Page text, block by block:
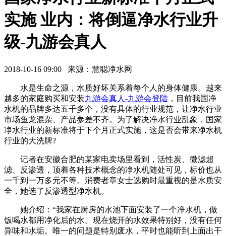
实施 业内：将倒逼净水行业升
级-九游会真人
2018-10-16 09:00 来源：慧聪净水网
水是生命之源，水质好坏关系着每个人的身体健康。越来
越多的家庭购买和安装九游会真人-九游会登陆 ，目前我国净
水机的品牌多达五千多个，没有具体的行业规范，让净水行业
市场鱼龙混杂、产品参差不齐。为了解决净水行业乱象，国家
净水行业的新标准将于下个月正式实施，这是否会带来净水机
行业的大洗牌?
记者在安徽合肥的某家电卖场里看到，活性炭、微滤超
滤、反渗透，顶着各种技术概念的净水机随处可见，标价也从
一千到一万多元不等。消费者章女士选购时最重视的是水质安
全，她选了反渗透型净水机。
她介绍：“我家在厨房的水池下面安装了一个净水机，做
饭喝水都用净化后的水。现在烧开的水效果特别好，没有任何
异味和水垢。唯一的问题是特别废水，平时也能听到上面出干